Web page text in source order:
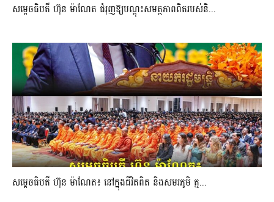
សម្តេចធិបតី ហ៊ុន ម៉ាណែត ជំរុញឱ្យបណ្តុះសមត្ថភាពពិតរបស់និ...
សម្តេចធិបតី ហ៊ុន ម៉ាណែត៖ នៅក្នុងជីវិតពិត និងសមរភូមិ គ្ម...